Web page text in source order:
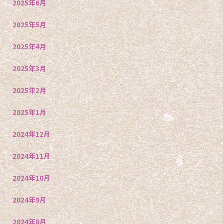
2025年6月
2025年5月
2025年4月
2025年3月
2025年2月
2025年1月
2024年12月
2024年11月
2024年10月
2024年9月
2024年8月